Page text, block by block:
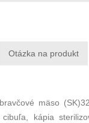
mäso
kápia